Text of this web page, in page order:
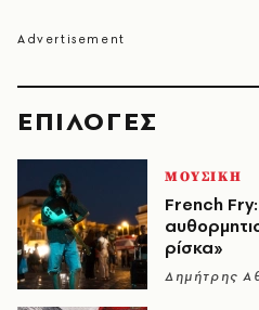
EΠΙΛΟΓΈΣ
ΜΟΥΣΙΚΗ
French
ρίσκα»
Δημήτρης